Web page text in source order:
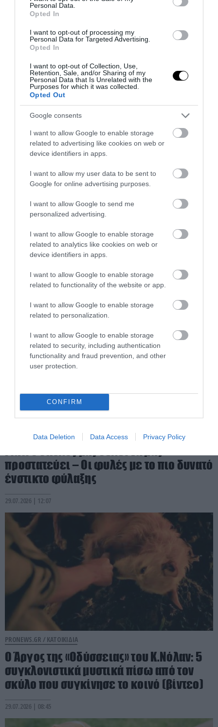
Personal Data.
Opted In
I want to opt-out of processing my
Personal Data for Targeted Advertising.
Opted In
I want to opt-out of Collection, Use,
Retention, Sale, and/or Sharing of my
Personal Data that Is Unrelated with the
Purposes for which it was collected.
Opted Out
Google consents
I want to allow Google to enable storage
related to advertising like cookies on web or
device identifiers in apps.
I want to allow my user data to be sent to
Google for online advertising purposes.
I want to allow Google to send me
personalized advertising.
I want to allow Google to enable storage
related to analytics like cookies on web or
device identifiers in apps.
I want to allow Google to enable storage
related to functionality of the website or app.
I want to allow Google to enable storage
related to personalization.
I want to allow Google to enable storage
related to security, including authentication
functionality and fraud prevention, and other
user protection.
CONFIRM
Data Deletion Data Access Privacy Policy
Ο λόγος που τα κατοικίδια θεωρούνται
«φάρμακο» για τον άνθρωπο – Πώς
σκύλοι και γάτες βελτιώνουν τη ζωή μας
01.08.2026 | 22:04
Γιατί οι γάτες κοιτούν επίμονα έναν
άδειο τοίχο: Η εξήγηση πίσω από τη
«μυστηριώδη» συμπεριφορά τους
PRONEWS.GR / ΚΑΤΟΙΚΙΔΙΑ
προστατεύει – Οι φυλές με το πιο δυνατό
ένστικτο φύλαξης
29.07.2026 | 12:07
PRONEWS.GR / ΚΑΤΟΙΚΙΔΙΑ
Ο Άργος της «Οδύσσειας» του Κ.Νόλαν: 5
συγκλονιστικά μυστικά πίσω από τον
σκύλο που συγκίνησε το κοινό (βίντεο)
29.07.2026 | 08:45